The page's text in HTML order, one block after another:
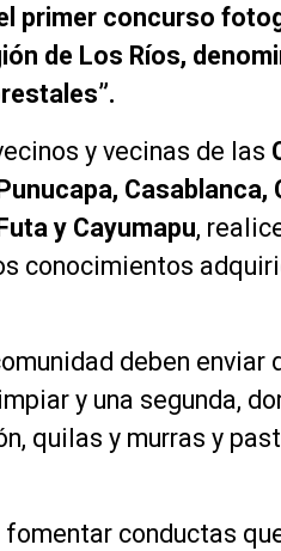
primer concurso
de Los Ríos,
y vecinas de las
Casablanca,
y Cayumapu,
conocimientos
deben enviar
y una segunda,
quilas y murras y
conductas